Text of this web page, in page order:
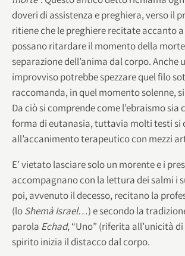
doveri di assistenza e preghiera, verso il
ritiene che le preghiere recitate accanto
possano ritardare il momento della
separazione dell’anima dal corpo. Anche
improvviso potrebbe spezzare quel filo
raccomanda, in quel momento solenne,
Da ciò si comprende come l’ebraismo
forma di eutanasia, tuttavia molti testi si
all’accanimento terapeutico con mezzi
E’ vietato lasciare solo un morente e i
accompagnano con la lettura dei salmi i
poi, avvenuto il decesso, recitano la
(loShemà Israel…) e secondo la
parola Echad, “Uno” (riferita all’unicità
spirito inizia il distacco dal corpo.